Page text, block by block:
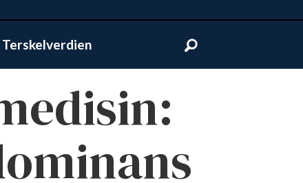
Terskelverdien